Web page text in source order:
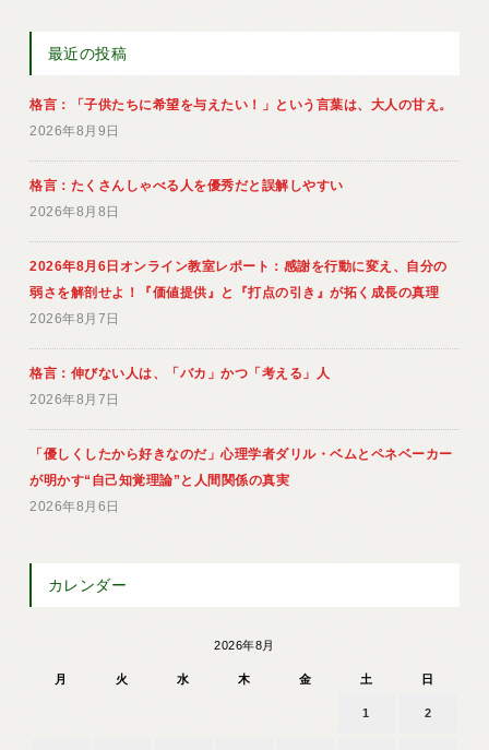
最近の投稿
格言：「子供たちに希望を与えたい！」という言葉は、大人の甘え。
2026年8月9日
格言：たくさんしゃべる人を優秀だと誤解しやすい
2026年8月8日
2026年8月6日オンライン教室レポート：感謝を行動に変え、自分の
弱さを解剖せよ！『価値提供』と『打点の引き』が拓く成長の真理
2026年8月7日
格言：伸びない人は、「バカ」かつ「考える」人
2026年8月7日
「優しくしたから好きなのだ」心理学者ダリル・ベムとペネベーカー
が明かす“自己知覚理論”と人間関係の真実
2026年8月6日
カレンダー
2026年8月
月 火 水 木 金 土 日
1 2